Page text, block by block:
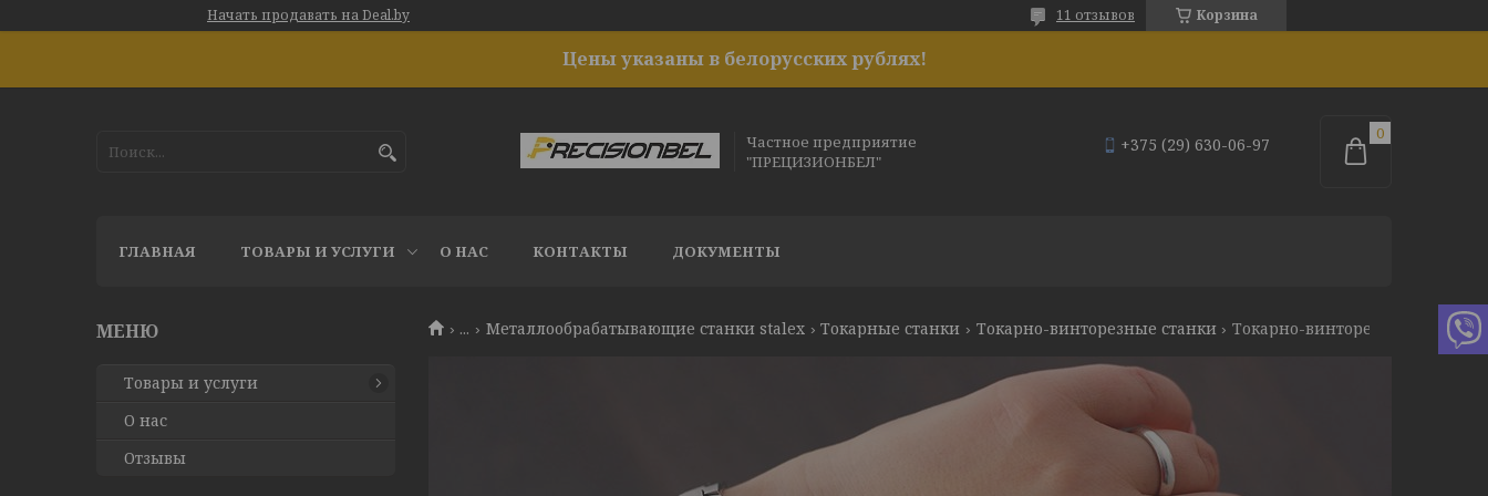
Начать продавать на Deal.by Корзина
11 отзывов
Цены указаны в белорусских рублях!
Частное предприятие
"ПРЕЦИЗИОНБЕЛ"
+375 (29) 630-06-97
ГЛАВНАЯ ТОВАРЫ И УСЛУГИ О НАС КОНТАКТЫ ДОКУМЕНТЫ
... Металлообрабатывающие станки stalex Токарные станки Токарно-винторезные станки
Товары и услуги
О нас
Отзывы